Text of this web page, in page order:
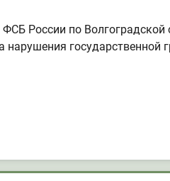
России по Волгоградской
нарушения государственной